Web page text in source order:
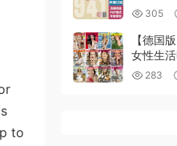
to
设计分
（年订阅
305
【德国
女性生
灵感pdf
283